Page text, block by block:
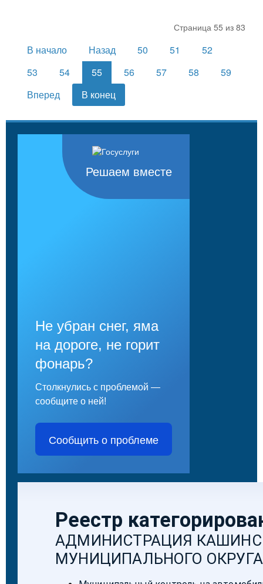
Страница 55 из 83
В начало Назад 50 51
52
53
54 55 56 57 58
59
Вперед
В конец
Решаем вместе
Не убран снег, яма
на дороге, не горит
фонарь?
Столкнулись с проблемой —
сообщите о ней!
Сообщить о проблеме